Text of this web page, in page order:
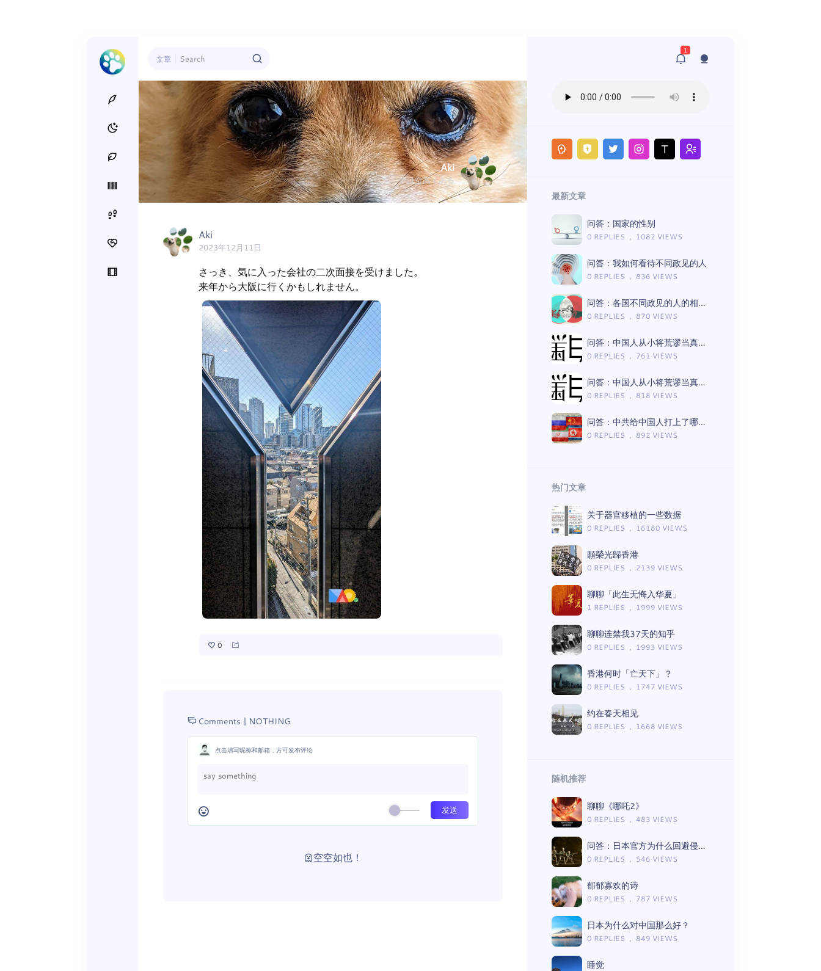
文章
Aki
夢は空高くある
Aki
2023年12月11日
さっき、気に入った会社の二次面接を受けました。
来年から大阪に行くかもしれません。
0
Comments | NOTHING
点击填写昵称和邮箱，方可发布评论
空空如也！
1
最新文章
问答：国家的性别
0 REPLIES ， 1082 VIEWS
问答：我如何看待不同政见的人
0 REPLIES ， 836 VIEWS
问答：各国不同政见的人的相处模式差异
0 REPLIES ， 870 VIEWS
问答：中国人从小将荒谬当真理的言论有哪些（Gemini版）
0 REPLIES ， 761 VIEWS
问答：中国人从小将荒谬当真理的言论有哪些（ChatGPT版）
0 REPLIES ， 818 VIEWS
问答：中共给中国人打上了哪些思想钢印（Gemini版）
0 REPLIES ， 892 VIEWS
热门文章
关于器官移植的一些数据
0 REPLIES ， 16180 VIEWS
願榮光歸香港
0 REPLIES ， 2139 VIEWS
聊聊「此生无悔入华夏」
1 REPLIES ， 1999 VIEWS
聊聊连禁我37天的知乎
0 REPLIES ， 1993 VIEWS
香港何时「亡天下」？
0 REPLIES ， 1747 VIEWS
约在春天相见
0 REPLIES ， 1668 VIEWS
随机推荐
聊聊《哪吒2》
0 REPLIES ， 483 VIEWS
问答：日本官方为什么回避侵略历史？
0 REPLIES ， 546 VIEWS
郁郁寡欢的诗
0 REPLIES ， 787 VIEWS
日本为什么对中国那么好？
0 REPLIES ， 849 VIEWS
睡觉